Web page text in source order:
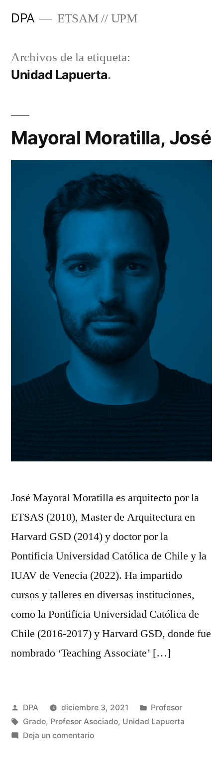
DPA ETSAM // UPM
Archivos de la etiqueta:
Unidad Lapuerta
Mayoral Moratilla, José
José Mayoral Moratilla es arquitecto por la
ETSAS (2010), Master de Arquitectura en
Harvard GSD (2014) y doctor por la
Pontificia Universidad Católica de Chile y la
IUAV de Venecia (2022). Ha impartido
cursos y talleres en diversas instituciones,
como la Pontificia Universidad Católica de
Chile (2016-2017) y Harvard GSD, donde fue
nombrado ‘Teaching Associate’ […]
Publicado
por
DPA diciembre 3, 2021
Publicado
en
Profesor
Etiquetas:
Grado, Profesor Asociado, Unidad Lapuerta
Deja un comentarioen